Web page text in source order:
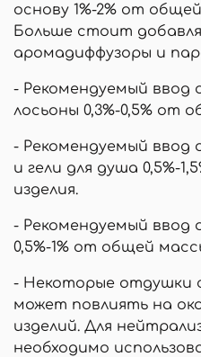
основу 1%-2% от
Больше стоит
аромадиффузоры и
- Рекомендуемый ввод
лосьоны 0,3%-0,5% от
- Рекомендуемый ввод
и гели для душа 0,5%-
изделия.
- Рекомендуемый
0,5%-1% от общей
- Некоторые отдушки
может повлиять на
изделий. Для
необходимо